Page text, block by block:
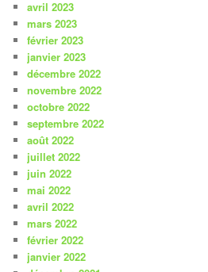
avril 2023
mars 2023
février 2023
janvier 2023
décembre 2022
novembre 2022
octobre 2022
septembre 2022
août 2022
juillet 2022
juin 2022
mai 2022
avril 2022
mars 2022
février 2022
janvier 2022